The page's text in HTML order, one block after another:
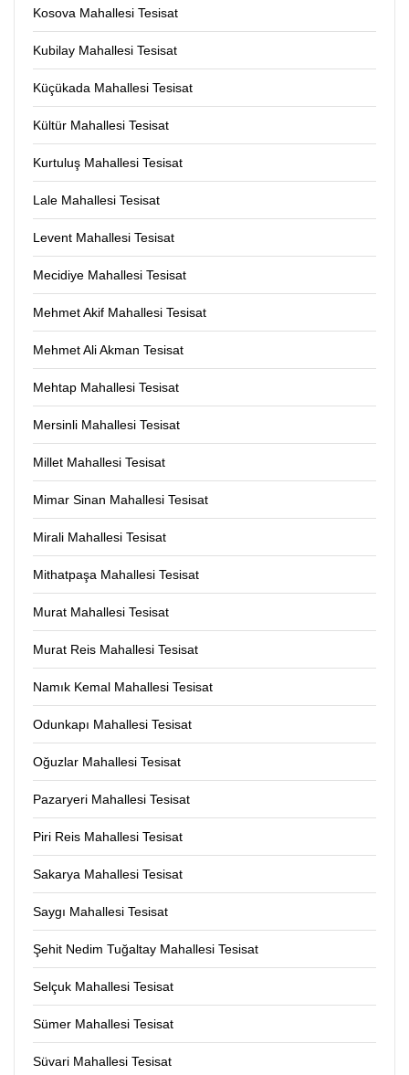
Kosova Mahallesi Tesisat
Kubilay Mahallesi Tesisat
Küçükada Mahallesi Tesisat
Kültür Mahallesi Tesisat
Kurtuluş Mahallesi Tesisat
Lale Mahallesi Tesisat
Levent Mahallesi Tesisat
Mecidiye Mahallesi Tesisat
Mehmet Akif Mahallesi Tesisat
Mehmet Ali Akman Tesisat
Mehtap Mahallesi Tesisat
Mersinli Mahallesi Tesisat
Millet Mahallesi Tesisat
Mimar Sinan Mahallesi Tesisat
Mirali Mahallesi Tesisat
Mithatpaşa Mahallesi Tesisat
Murat Mahallesi Tesisat
Murat Reis Mahallesi Tesisat
Namık Kemal Mahallesi Tesisat
Odunkapı Mahallesi Tesisat
Oğuzlar Mahallesi Tesisat
Pazaryeri Mahallesi Tesisat
Piri Reis Mahallesi Tesisat
Sakarya Mahallesi Tesisat
Saygı Mahallesi Tesisat
Şehit Nedim Tuğaltay Mahallesi Tesisat
Selçuk Mahallesi Tesisat
Sümer Mahallesi Tesisat
Süvari Mahallesi Tesisat